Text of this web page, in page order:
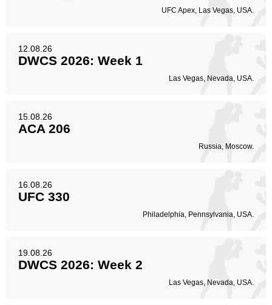
UFC Apex, Las Vegas, USA.
12.08.26
DWCS 2026: Week 1
Las Vegas, Nevada, USA.
15.08.26
ACA 206
Russia, Moscow.
16.08.26
UFC 330
Philadelphia, Pennsylvania, USA.
19.08.26
DWCS 2026: Week 2
Las Vegas, Nevada, USA.